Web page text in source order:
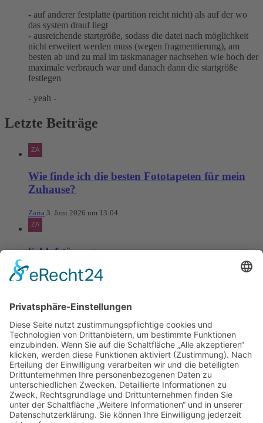
- auf anderer festplatte (partition reicht nicht) als auf der wo
das system drauf liegt
- ausreichende startgröße, sodass die datei nach möglichkeit
nicht erweitert werden muss (wegen fragmentierung), am
besten ab und zu mal im taskmanager nachsehen wie hoch der
maximale verbrauch war und danach dann die startgröße
festlegen
- yeah -
Letzte Beiträge
Wie finde ich die besten Fototapeten für mein
Zuhause?
Zaria 3. Juni 2026 um 13:04
Schlafstörungen
Zaria 3. Juni 2026 um 13:03
Ms word to PDF
Manuellsen 28. Mai 2026 um 10:31
Künstliche Intelligenz in der
Plattformentwicklung
MasonOgden 24. August 2025 um 10:58